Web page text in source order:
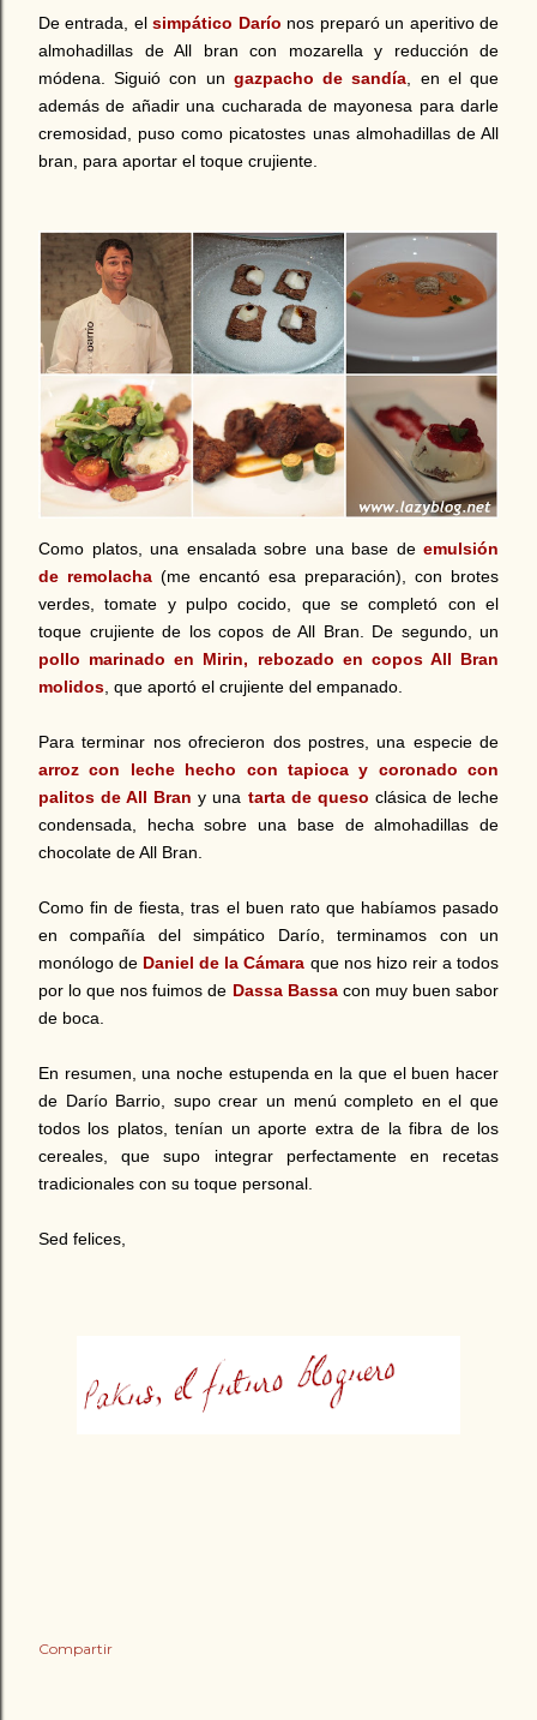
De entrada, elsimpático Darío nos preparó un aperitivo de
almohadillas de All bran con mozarella y reducción de
módena. Siguió con un gazpacho de sandía , en el que
además de añadir una cucharada de mayonesa para darle
cremosidad, puso como picatostes unas almohadillas de All
bran, para aportar el toque crujiente.
Como platos, una ensalada sobre una base de emulsión
de remolacha (me encantó esa preparación), con brotes
verdes, tomate y pulpo cocido, que se completó con el
toque crujiente de los copos de All Bran. De segundo, un
pollo marinado en Mirin, rebozado en copos All Bran
molidos , que aportó el crujiente del empanado.
Para terminar nos ofrecieron dos postres, una especie de
arroz con leche hecho con tapioca y coronado con
palitos de All Bran y una tarta de queso clásica de leche
condensada, hecha sobre una base de almohadillas de
chocolate de All Bran.
Como fin de fiesta, tras el buen rato que habíamos pasado
en compañía del simpático Darío, terminamos con un
monólogo de Daniel de la Cámara que nos hizo reir a todos
por lo que nos fuimos de Dassa Bassacon muy buen sabor
de boca.
En resumen, una noche estupenda en la que el buen hacer
de Darío Barrio, supo crear un menú completo en el que
todos los platos, tenían un aporte extra de la fibra de los
cereales, que supo integrar perfectamente en recetas
tradicionales con su toque personal.
Sed felices,
Compartir